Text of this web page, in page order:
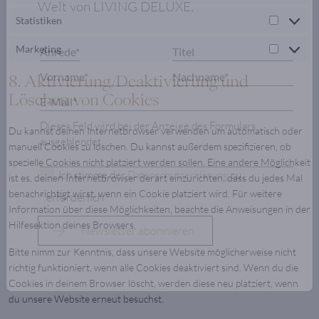
Statistiken
Marketing
8. Aktivierung/Deaktivierung und
Löschen von Cookies
Du kannst deinen Internetbrowser verwenden um automatisch oder
manuell Cookies zu löschen. Du kannst außerdem spezifizieren, ob
spezielle Cookies nicht platziert werden sollen. Eine andere Möglichkeit
ist es, deinen Internetbrowser derart einzurichten, dass du jedes Mal
benachrichtigt wirst, wenn ein Cookie platziert wird. Für weitere
Information über diese Möglichkeiten, beachte die Anweisungen in der
Hilfesektion deines Browsers.
Bitte nimm zur Kenntnis, dass unsere Website möglicherweise nicht
richtig funktioniert, wenn alle Cookies deaktiviert sind. Wenn du die
Cookies in deinem Browser löscht, werden diese neu platziert, wenn
du unsere Website erneut besuchst.
Newsletter an und treten Sie ein in die
Dieses Feld wird bei der Anzeige des Formulars
ausgeblendet
Ich stimme der Datenschutzerklärungzu.
* erforderlich